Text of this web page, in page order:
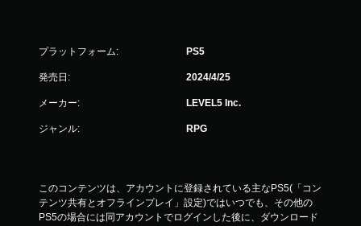
プラットフォーム: PS5
発売日: 2024/4/25
メーカー: LEVEL5 Inc.
ジャンル: RPG
このコンテンツは、アカウントに登録されている主なPS5(「コン
テンツ共有とオフラインプレイ」設定)ではいつでも、その他の
PS5の場合には同アカウントでログインした後に、ダウンロード